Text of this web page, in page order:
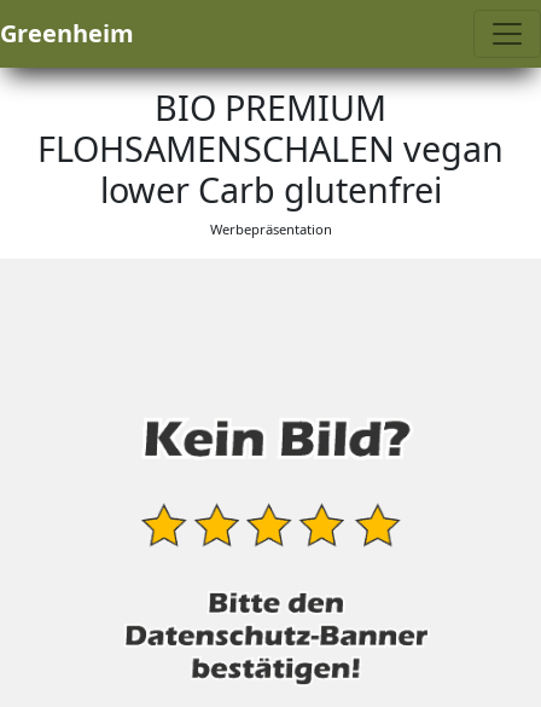
Greenheim
BIO PREMIUM
FLOHSAMENSCHALEN vegan
lower Carb glutenfrei
Werbepräsentation